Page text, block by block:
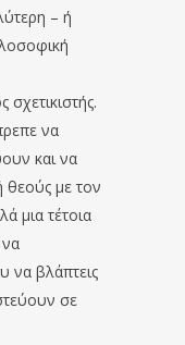
– ή
σχετικιστής.
να
και να
θεούς με τον
μια τέτοια
να βλάπτεις
σε